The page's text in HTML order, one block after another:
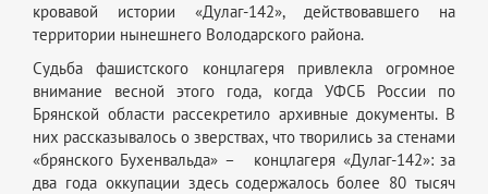
кровавой истории «Дулаг-142», действовавшего на
территории нынешнего Володарского района.
Судьба фашистского концлагеря привлекла огромное
внимание весной этого года, когда УФСБ России по
Брянской области рассекретило архивные документы. В
них рассказывалось о зверствах, что творились за стенами
«брянского Бухенвальда» – концлагеря «Дулаг-142»: за
два года оккупации здесь содержалось более 80 тысяч